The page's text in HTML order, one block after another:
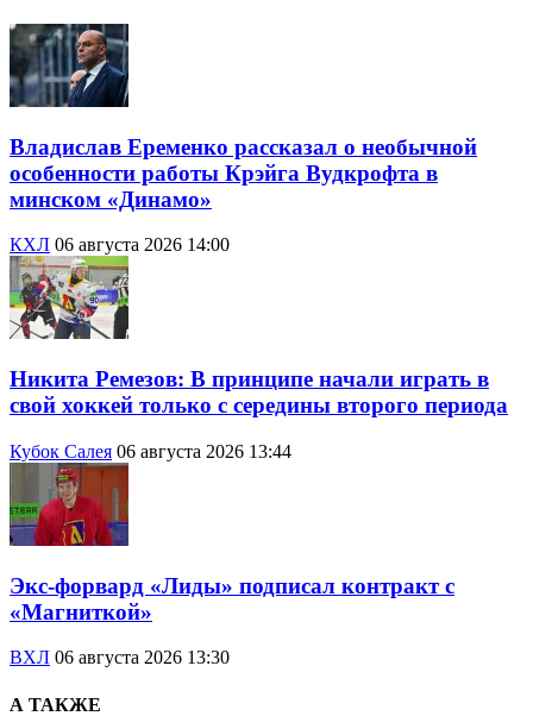
Владислав Еременко рассказал о необычной
особенности работы Крэйга Вудкрофта в
минском «Динамо»
КХЛ 06 августа 2026 14:00
Никита Ремезов: В принципе начали играть в
свой хоккей только с середины второго периода
Кубок Салея 06 августа 2026 13:44
Экс-форвард «Лиды» подписал контракт с
«Магниткой»
ВХЛ 06 августа 2026 13:30
А ТАКЖЕ